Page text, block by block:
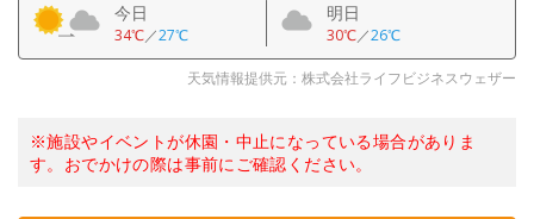
今日
34℃／27℃
明日
30℃／26℃
天気情報提供元：株式会社ライフビジネスウェザー
※施設やイベントが休園・中止になっている場合がありま
す。おでかけの際は事前にご確認ください。